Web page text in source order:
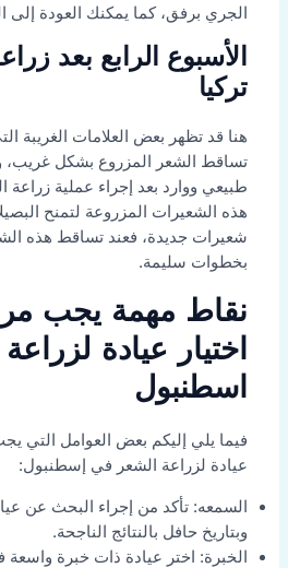
الجري برفق، كما يمكنك العودة إلى
الأسبوع الرابع بعد
تركيا
هنا قد تظهر بعض العلامات الغريبة
تساقط الشعر المزروع بشكل غريب،
طبيعي ووارد بعد إجراء عملية
هذه الشعيرات المزروعة لتمنح
شعيرات جديدة، فعند تساقط هذه
بخطوات سليمة.
نقاط مهمة يجب
اختيار عيادة
اسطنبول
فيما يلي إليكم بعض العوامل التي
عيادة لزراعة الشعر في إسطنبول:
السمعه: تأكد من إجراء البحث عن
وبتاريخ حافل بالنتائج الناجحة.
الخبرة: اختر عيادة ذات خبرة